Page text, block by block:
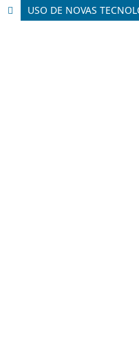
USO DE NOVAS